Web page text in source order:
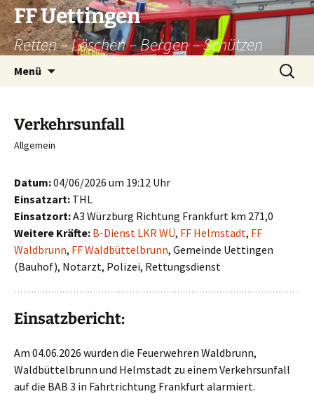
Zum
Inhalt
springen
FF Uettingen
Retten – Löschen – Bergen – Schützen
Menü
Suchen
nach:
Verkehrsunfall
Allgemein
Datum:04/06/2026 um 19:12 Uhr
Einsatzart: THL
Einsatzort:A3 Würzburg Richtung Frankfurt km 271,0
Weitere Kräfte: B-Dienst LKR WÜ, FF Helmstadt, FF
Waldbrunn, FF Waldbüttelbrunn, Gemeinde Uettingen
(Bauhof), Notarzt, Polizei, Rettungsdienst
Einsatzbericht:
Am 04.06.2026 wurden die Feuerwehren Waldbrunn,
Waldbüttelbrunn und Helmstadt zu einem Verkehrsunfall
auf die BAB 3 in Fahrtrichtung Frankfurt alarmiert.